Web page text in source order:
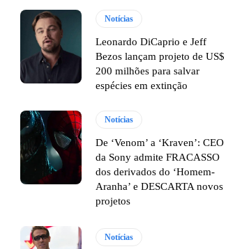
Notícias
Leonardo DiCaprio e Jeff
Bezos lançam projeto de US$
200 milhões para salvar
espécies em extinção
Notícias
De ‘Venom’ a ‘Kraven’: CEO
da Sony admite FRACASSO
dos derivados do ‘Homem-
Aranha’ e DESCARTA novos
projetos
Notícias